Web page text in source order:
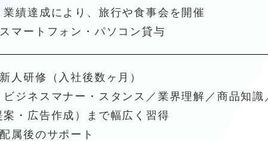
績達成により、旅行や食事会を開催
マートフォン・パソコン貸与
人研修（入社後数ヶ月）
ジネスマナー・スタンス／業界理解／商品知識
案・広告作成）まで幅広く習得
属後のサポート